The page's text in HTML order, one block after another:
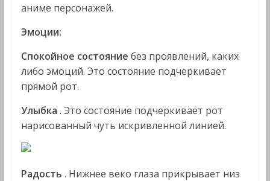
аниме персонажей.
Эмоции:
Спокойное состояние без проявлений, каких
либо эмоций. Это состояние подчеркивает
прямой рот.
Улыбка . Это состояние подчеркивает рот
нарисованный чуть искривленной линией.
Радость . Нижнее веко глаза прикрывает низ